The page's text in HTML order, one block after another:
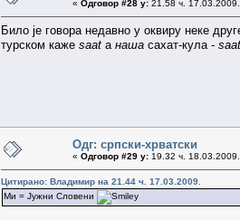
« Одговор #28 у: 21.58 ч.
Било је говора недавно у оквиру неке
турском каже saat а наша сахат-кула -
Одг: српски-хрватски
« Одговор #29 у: 19.32 ч.
Цитирано: Владимир на 21.44 ч. 17.03.2009.
Ми = Јужни Словени